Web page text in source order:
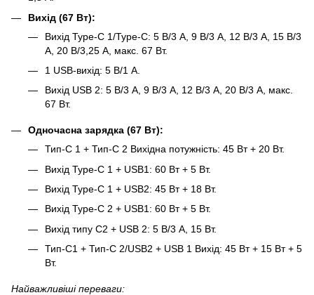
Вихід (67 Вт):
Вихід Type-C 1/Type-C: 5 В/3 А, 9 В/3 А, 12 В/3 А, 15 В/3
А, 20 В/3,25 А, макс. 67 Вт.
1 USB-вихід: 5 В/1 А.
Вихід USB 2: 5 В/3 А, 9 В/3 А, 12 В/3 А, 20 В/3 А, макс.
67 Вт.
Одночасна зарядка (67 Вт):
Тип-C 1 + Тип-C 2 Вихідна потужність: 45 Вт + 20 Вт.
Вихід Type-C 1 + USB1: 60 Вт + 5 Вт.
Вихід Type-C 1 + USB2: 45 Вт + 18 Вт.
Вихід Type-C 2 + USB1: 60 Вт + 5 Вт.
Вихід типу C2 + USB 2: 5 В/3 А, 15 Вт.
Тип-C1 + Тип-C 2/USB2 + USB 1 Вихід: 45 Вт + 15 Вт + 5
Вт.
Найважливіші переваги: